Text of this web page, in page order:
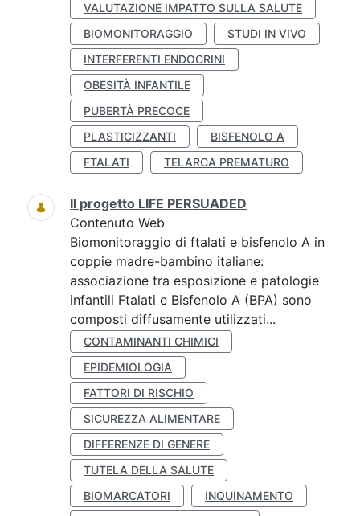
VALUTAZIONE IMPATTO SULLA SALUTE
BIOMONITORAGGIO
STUDI IN VIVO
INTERFERENTI ENDOCRINI
OBESITÀ INFANTILE
PUBERTÀ PRECOCE
PLASTICIZZANTI
BISFENOLO A
FTALATI
TELARCA PREMATURO
Il progetto LIFE PERSUADED
Contenuto Web
Biomonitoraggio di ftalati e bisfenolo A in
coppie madre-bambino italiane:
associazione tra esposizione e patologie
infantili Ftalati e Bisfenolo A (BPA) sono
composti diffusamente utilizzati...
CONTAMINANTI CHIMICI
EPIDEMIOLOGIA
FATTORI DI RISCHIO
SICUREZZA ALIMENTARE
DIFFERENZE DI GENERE
TUTELA DELLA SALUTE
BIOMARCATORI
INQUINAMENTO